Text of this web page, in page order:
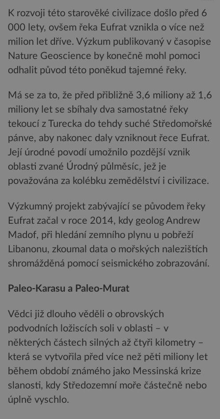
K rozvoji této starověké civilizace došlo před 6
000 lety, ovšem řeka Eufrat vznikla o více než
milion let dříve. Výzkum publikovaný v časopise
Nature Geoscience by konečně mohl pomoci
odhalit původ této poněkud tajemné řeky.
Má se za to, že před přibližně 3,6 miliony až 1,6
miliony let se sbíhaly dva samostatné řeky
tekoucí z Turecka do tehdy suché Středomořské
pánve, aby nakonec daly vzniknout řece Eufrat.
Její úrodné povodí umožnilo pozdější vznik
oblasti zvané Úrodný půlměsíc, jež je
považována za kolébku zemědělství i civilizace.
Výzkumný projekt zabývající se původem řeky
Eufrat začal v roce 2014, kdy geolog Andrew
Madof, při hledání zemního plynu u pobřeží
Libanonu, zkoumal data o mořských nalezištích
shromážděná pomocí seismického zobrazování.
Paleo-Karasu a Paleo-Murat
Vědci již dlouho věděli o obrovských
podvodních ložiscích soli v oblasti – v
některých částech silných až čtyři kilometry –
která se vytvořila před více než pěti miliony let
během období známého jako Messinská krize
slanosti, kdy Středozemní moře částečně nebo
úplně vyschlo.